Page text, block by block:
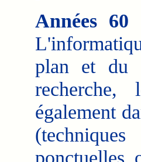
Années 60
plan et du
recherche,
également
ponctuelles